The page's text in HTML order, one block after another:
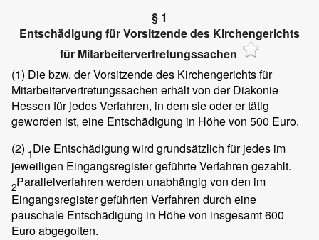
§ 1
Entschädigung für Vorsitzende des Kirchengerichts
für Mitarbeitervertretungssachen
(1) Die bzw. der Vorsitzende des Kirchengerichts für
Mitarbeitervertretungssachen erhält von der Diakonie
Hessen für jedes Verfahren, in dem sie oder er tätig
geworden ist, eine Entschädigung in Höhe von 500 Euro.
(2) 1Die Entschädigung wird grundsätzlich für jedes im
jeweiligen Eingangsregister geführte Verfahren gezahlt.
2Parallelverfahren werden unabhängig von den im
Eingangsregister geführten Verfahren durch eine
pauschale Entschädigung in Höhe von insgesamt 600
Euro abgegolten.